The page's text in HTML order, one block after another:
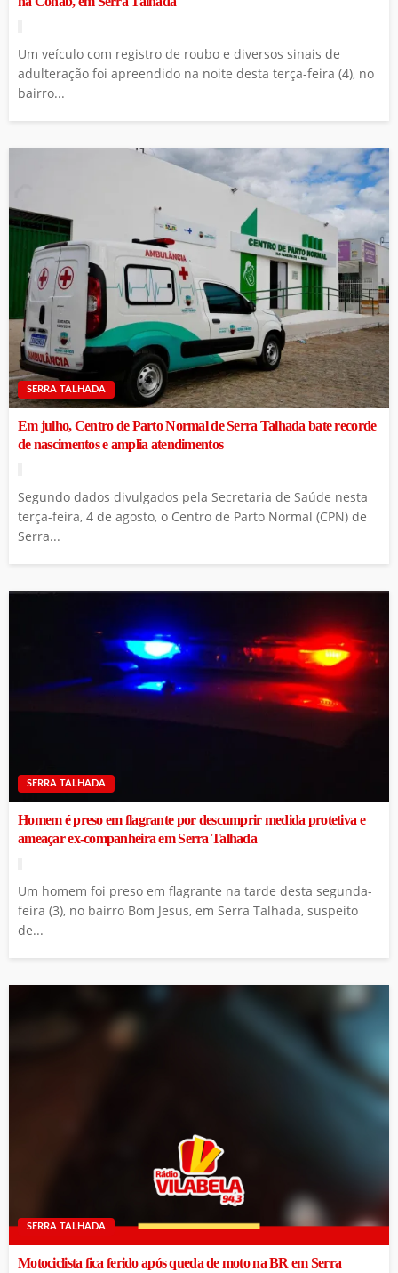
Um veículo com registro de roubo e diversos sinais de
adulteração foi apreendido na noite desta terça-feira (4), no
bairro...
SERRA TALHADA
Em julho, Centro de Parto Normal de Serra Talhada bate recorde
de nascimentos e amplia atendimentos
Segundo dados divulgados pela Secretaria de Saúde nesta
terça-feira, 4 de agosto, o Centro de Parto Normal (CPN) de
Serra...
SERRA TALHADA
Homem é preso em flagrante por descumprir medida protetiva e
ameaçar ex-companheira em Serra Talhada
Um homem foi preso em flagrante na tarde desta segunda-
feira (3), no bairro Bom Jesus, em Serra Talhada, suspeito
de...
SERRA TALHADA
Motociclista fica ferido após queda de moto na BR em Serra